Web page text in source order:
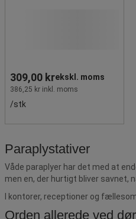
309,00 krekskl. moms
386,25 kr inkl. moms
/stk
Paraplystativer
Våde paraplyer har det med at
men en, der hurtigt bliver savnet,
I kontorer, receptioner og
Orden allerede ved